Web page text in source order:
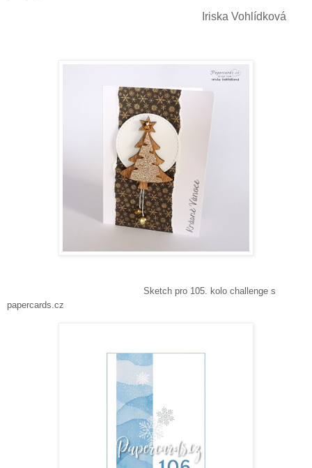
Iriska Vohlídková
Sketch pro 105. kolo challenge s
papercards.cz